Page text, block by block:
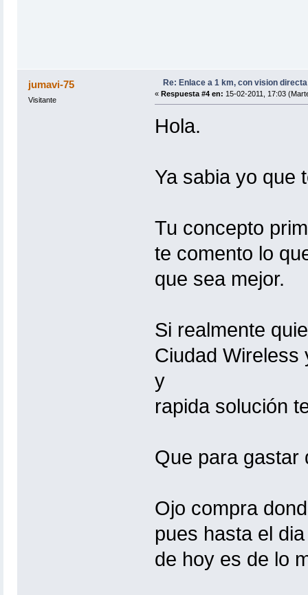
jumavi-75
Visitante
Re: Enlace a 1 km, con vision
« Respuesta #4 en: 15-02-2011, 17:03
Hola.
Ya sabia yo que
Tu concepto
te comento lo
que sea mejor.
Si realmente
Ciudad Wireless
y
rapida solución
Que para gastar
Ojo compra
pues hasta el dia
de hoy es de lo